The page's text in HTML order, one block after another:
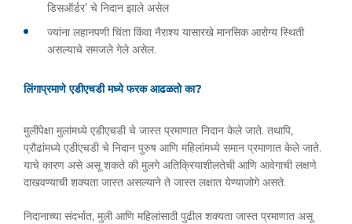
डिसऑर्डर’ चे निदान झाले असेल
ज्यांना लहानपणी चिंता किंवा नैराश्य यासारखे मानसिक आरोग्य स्थिती
असल्याचे समजले गेले असेल.
लिंगाप्रमाणे एडीएचडी मध्ये फरक आढळतो का?
मुलींपेक्षा मुलांमध्ये एडीएचडी चे जास्त प्रमाणात निदान केले जाते. तथापि,
प्रौढांमध्ये एडीएचडी चे निदान पुरुष आणि महिलांमध्ये समान प्रमाणात केले जाते.
याचे कारण असे असू शकते की मुलगे अतिक्रियाशीलतेची आणि आवेगाची लक्षणे
दाखवण्याची शक्यता जास्त असल्याने ते जास्त लक्षात येण्याजोगे असते.
निदानाच्या संदर्भात, मुली आणि महिलांसाठी पुढील शक्यता जास्त प्रमाणात असू